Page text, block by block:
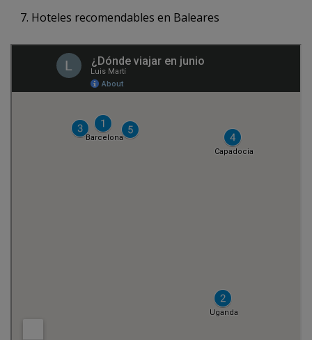
Hoteles recomendables en Baleares